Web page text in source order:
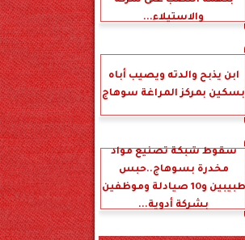
والاستيلاء...
ابن يذبح والدته ويصيب أباه
بسكين بمركز المراغة سوهاج
سقوط شبكة تصنيع مواد
مخدرة بسوهاج..حبس
طبيبين و10 صيادلة وموظفين
بشركة أدوية...